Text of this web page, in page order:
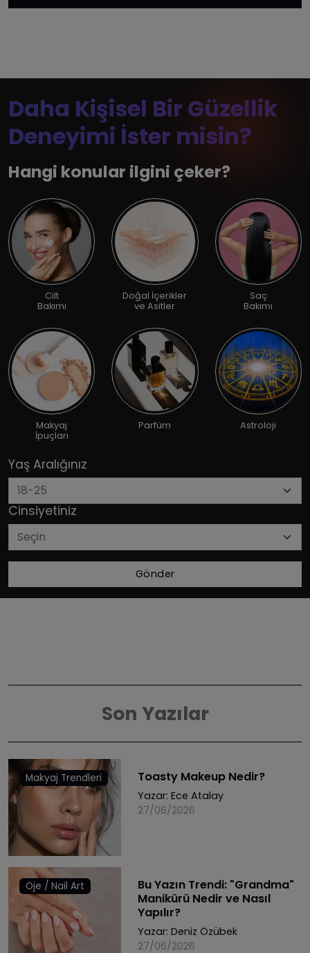
Daha Kişisel Bir Güzellik
Deneyimi İster misin?
Hangi konular ilgini çeker?
Cilt
Bakımı
Doğal İçerikler
ve Asitler
Saç
Bakımı
Makyaj
İpuçları
Parfüm Astroloji
Yaş Aralığınız
Cinsiyetiniz
Gönder
Son Yazılar
Makyaj Trendleri Toasty Makeup Nedir?
Yazar: Ece Atalay
27/06/2026
Oje / Nail Art
Bu Yazın Trendi: "Grandma"
Manikürü Nedir ve Nasıl
Yapılır?
Yazar: Deniz Özübek
27/06/2026